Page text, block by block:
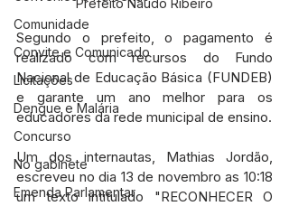
Comunidade
Convite e Comunicado
Licitações
Dengue e Malária
Concurso
No gabinete
Emenda Parlamentar
Segundo o prefeito, o pagamento é
realizado com recursos do Fundo
Nacional de Educação Básica (FUNDEB)
e garante um ano melhor para os
educadores da rede municipal de ensino.
Um dos internautas, Mathias Jordão,
escreveu no dia 13 de novembro as 10:18
um texto intitulado "RECONHECER O